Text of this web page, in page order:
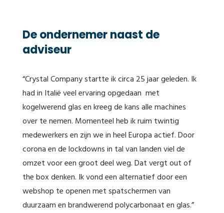
De ondernemer naast de
adviseur
“Crystal Company startte ik circa 25 jaar geleden. Ik
had in Italië veel ervaring opgedaan met
kogelwerend glas en kreeg de kans alle machines
over te nemen. Momenteel heb ik ruim twintig
medewerkers en zijn we in heel Europa actief. Door
corona en de lockdowns in tal van landen viel de
omzet voor een groot deel weg. Dat vergt out of
the box denken. Ik vond een alternatief door een
webshop te openen met spatschermen van
duurzaam en brandwerend polycarbonaat en glas.”